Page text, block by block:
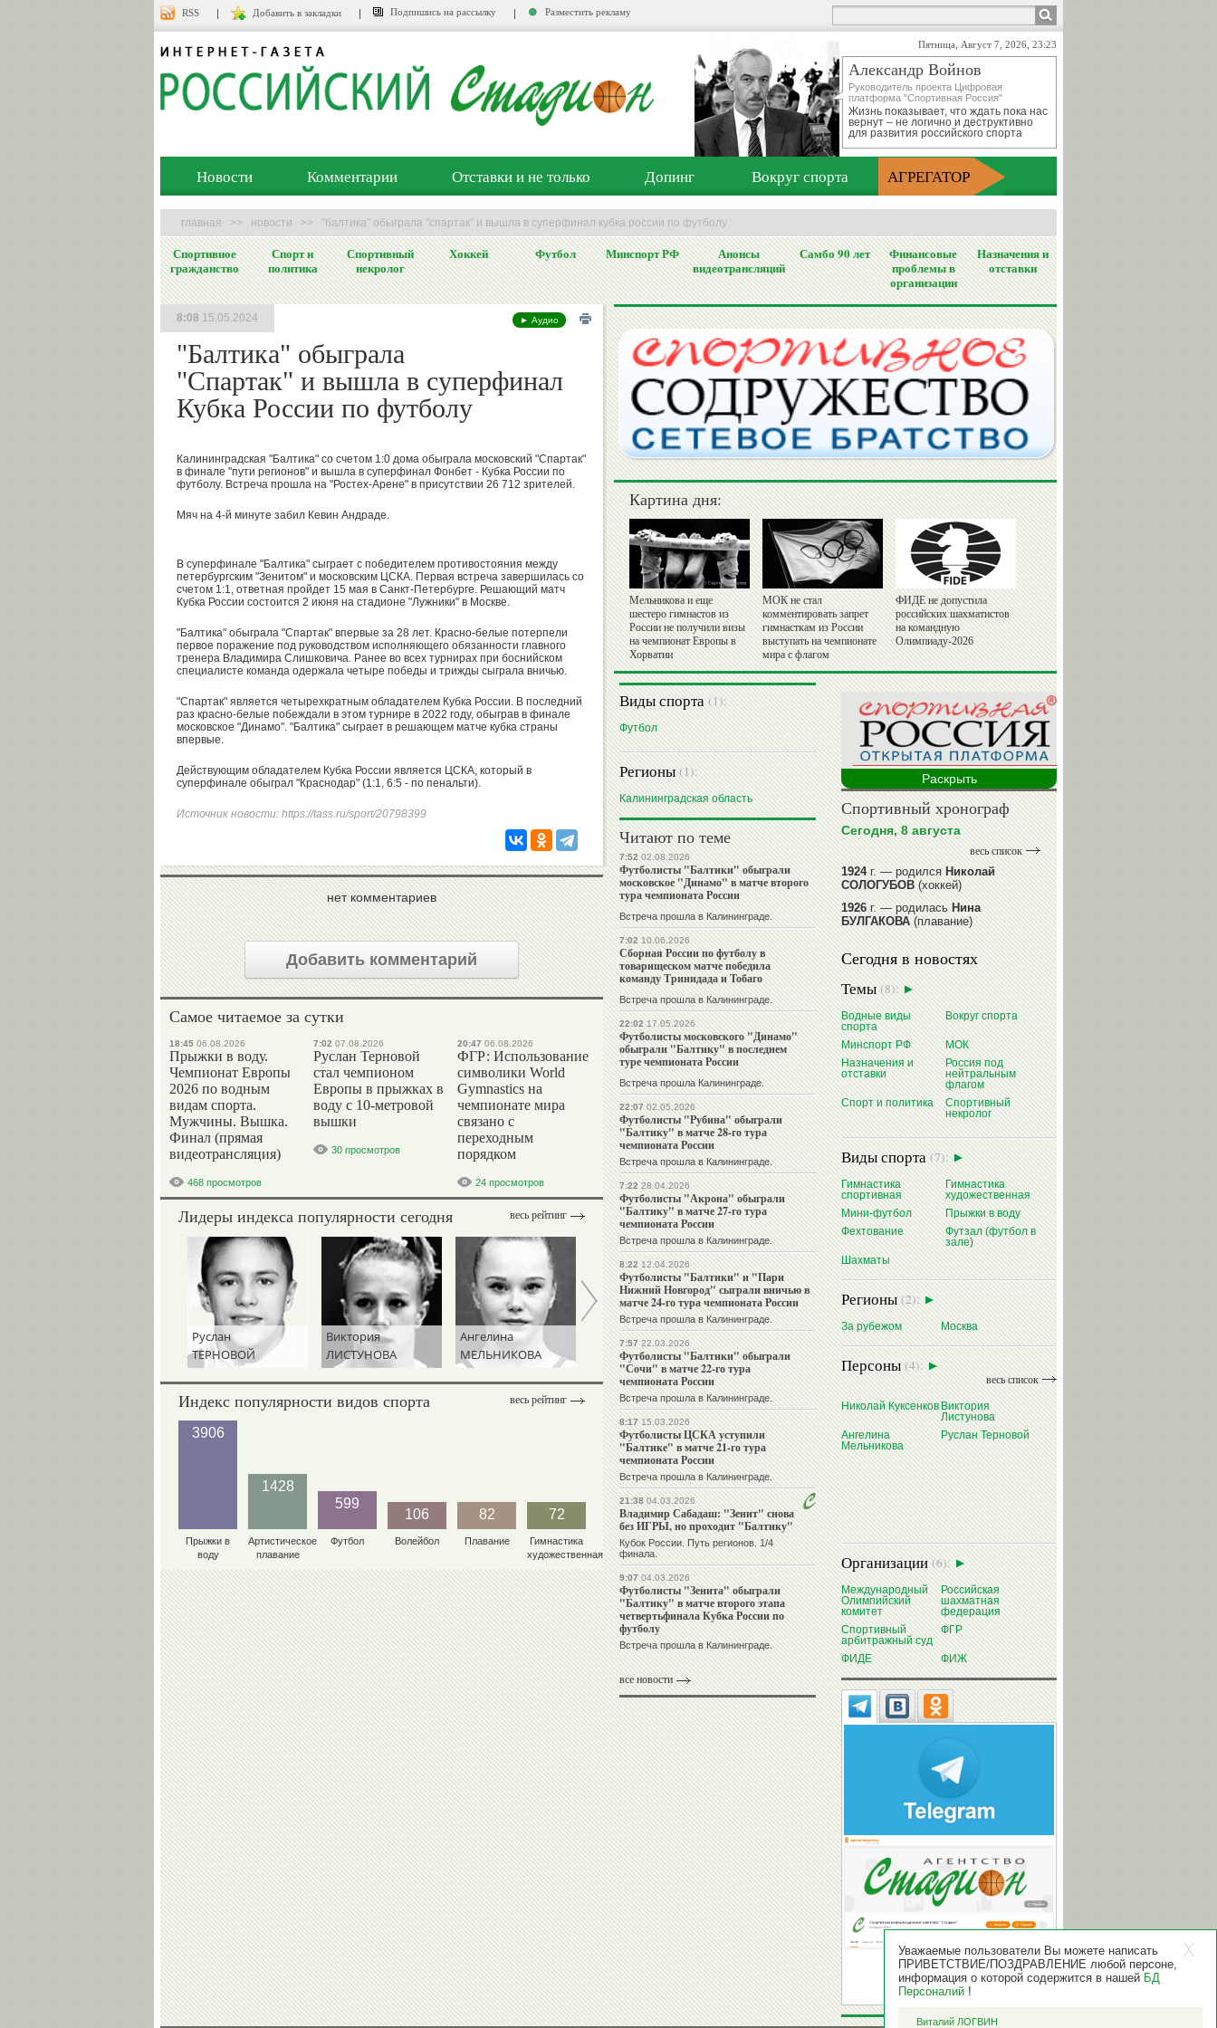
RSS Добавить в закладки Подпишись на рассылку Разместить рекламу
Пятница, Август 7, 2026, 23:23
Александр Войнов
Руководитель проекта Цифровая
платформа "Спортивная Россия"
Жизнь показывает, что ждать пока нас
вернут – не логично и деструктивно
для развития российского спорта
Новости Комментарии Отставки и не только Допинг Вокруг спорта АГРЕГАТОР
главная >> новости >> "балтика" обыграла "спартак" и вышла в суперфинал кубка россии по футболу
Спортивное
гражданство
Спорт и
политика
Спортивный
некролог
Хоккей Футбол Минспорт РФ
Анонсы
видеотрансляций
Самбо 90 лет
Финансовые
проблемы в
организации
Назначения и
отставки
► Аудио
"Балтика" обыграла
"Спартак" и вышла в суперфинал
Кубка России по футболу
8:08 15.05.2024
Калининградская "Балтика" со счетом 1:0 дома обыграла московский "Спартак"
в финале "пути регионов" и вышла в суперфинал Фонбет - Кубка России по
футболу. Встреча прошла на "Ростех-Арене" в присутствии 26 712 зрителей.
Мяч на 4-й минуте забил Кевин Андраде.
В суперфинале "Балтика" сыграет с победителем противостояния между
петербургским "Зенитом" и московским ЦСКА. Первая встреча завершилась со
счетом 1:1, ответная пройдет 15 мая в Санкт-Петербурге. Решающий матч
Кубка России состоится 2 июня на стадионе "Лужники" в Москве.
"Балтика" обыграла "Спартак" впервые за 28 лет. Красно-белые потерпели
первое поражение под руководством исполняющего обязанности главного
тренера Владимира Слишковича. Ранее во всех турнирах при боснийском
специалисте команда одержала четыре победы и трижды сыграла вничью.
"Спартак" является четырехкратным обладателем Кубка России. В последний
раз красно-белые побеждали в этом турнире в 2022 году, обыграв в финале
московское "Динамо". "Балтика" сыграет в решающем матче кубка страны
впервые.
Действующим обладателем Кубка России является ЦСКА, который в
суперфинале обыграл "Краснодар" (1:1, 6:5 - по пенальти).
Источник новости: https://tass.ru/sport/20798399
нет комментариев
Добавить комментарий
Самое читаемое за сутки
18:45 06.08.2026
Прыжки в воду.
Чемпионат Европы
2026 по водным
видам спорта.
Мужчины. Вышка.
Финал (прямая
видеотрансляция)
468 просмотров
7:02 07.08.2026
Руслан Терновой
стал чемпионом
Европы в прыжках в
воду с 10-метровой
вышки
30 просмотров
20:47 06.08.2026
ФГР: Использование
символики World
Gymnastics на
чемпионате мира
связано с
переходным
порядком
24 просмотров
весь рейтинг
Лидеры индекса популярности сегодня
Руслан
ТЕРНОВОЙ
Виктория
ЛИСТУНОВА
Ангелина
МЕЛЬНИКОВА
Николай
КУКСЕНКОВ
весь рейтинг
Индекс популярности видов спорта
3906
Прыжки в
воду
1428
Артистическое
плавание
599
Футбол
106
Волейбол
82
Плавание
72
Гимнастика
художественная
Картина дня:
Мельникова и еще
шестеро гимнастов из
России не получили визы
на чемпионат Европы в
Хорватии
МОК не стал
комментировать запрет
гимнасткам из России
выступать на чемпионате
мира с флагом
ФИДЕ не допустила
российских шахматистов
на командную
Олимпиаду-2026
Виды спорта(1):
Футбол
Регионы(1):
Калининградская область
Читают по теме
7:5202.08.2026
Футболисты "Балтики" обыграли
московское "Динамо" в матче второго
тура чемпионата России
Встреча прошла в Калининграде.
7:0210.06.2026
Сборная России по футболу в
товарищеском матче победила
команду Тринидада и Тобаго
Встреча прошла в Калининграде.
22:0217.05.2026
Футболисты московского "Динамо"
обыграли "Балтику" в последнем
туре чемпионата России
Встреча прошла Калининграде.
22:0702.05.2026
Футболисты "Рубина" обыграли
"Балтику" в матче 28-го тура
чемпионата России
Встреча прошла в Калининграде.
7:2228.04.2026
Футболисты "Акрона" обыграли
"Балтику" в матче 27-го тура
чемпионата России
Встреча прошла в Калининграде.
8:2212.04.2026
Футболисты "Балтики" и "Пари
Нижний Новгород" сыграли вничью в
матче 24-го тура чемпионата России
Встреча прошла в Калининграде.
7:5722.03.2026
Футболисты "Балтики" обыграли
"Сочи" в матче 22-го тура
чемпионата России
Встреча прошла в Калининграде.
8:1715.03.2026
Футболисты ЦСКА уступили
"Балтике" в матче 21-го тура
чемпионата России
Встреча прошла в Калининграде.
21:3804.03.2026
Владимир Сабадаш: "Зенит" снова
без ИГРЫ, но проходит "Балтику"
Кубок России. Путь регионов. 1/4
финала.
9:0704.03.2026
Футболисты "Зенита" обыграли
"Балтику" в матче второго этапа
четвертьфинала Кубка России по
футболу
Встреча прошла в Калининграде.
все новости
Раскрыть
Спортивный хронограф
Сегодня, 8 августа
весь список
1924г. — родилсяНиколай
СОЛОГУБОВ(хоккей)
1926г. — родиласьНина
БУЛГАКОВА(плавание)
1941г. — родиласьРавиля
ПРОКОПЕНКО (САЛИМОВА)
(баскетбол)
1964г. — родилсяНиколай
ЖУРАВСКИЙ(гребля на байдарках
и каноэ)
1964г. — родилсяЮрий ХМЫЛЕВ
(хоккей)
читать далее
Сегодня в новостях
Темы(8):
Водные виды
спорта
Вокруг спорта
Минспорт РФ
МОК
Назначения и
отставки
Россия под
нейтральным
флагом
Спорт и политика
Спортивный
некролог
Виды спорта(7):
Гимнастика
спортивная
Гимнастика
художественная
Мини-футбол
Прыжки в воду
Фехтование
Футзал (футбол в
зале)
Шахматы
Регионы(2):
За рубежом Москва
Персоны(4):
весь список
Николай КуксенковВиктория
Листунова
Ангелина
Мельникова
Руслан Терновой
Организации(6):
Международный
Олимпийский
комитет
Российская
шахматная
федерация
Спортивный
арбитражный суд
ФГР
ФИДЕ ФИЖ
Уважаемые пользователи Вы можете написать
ПРИВЕТСТВИЕ/ПОЗДРАВЛЕНИЕ любой персоне,
информация о которой содержится в нашей БД
Персоналий !
Виталий ЛОГВИН